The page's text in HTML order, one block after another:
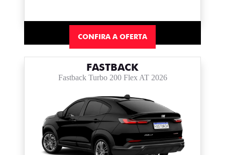
CONFIRA A OFERTA
FASTBACK
Fastback Turbo 200 Flex AT 2026